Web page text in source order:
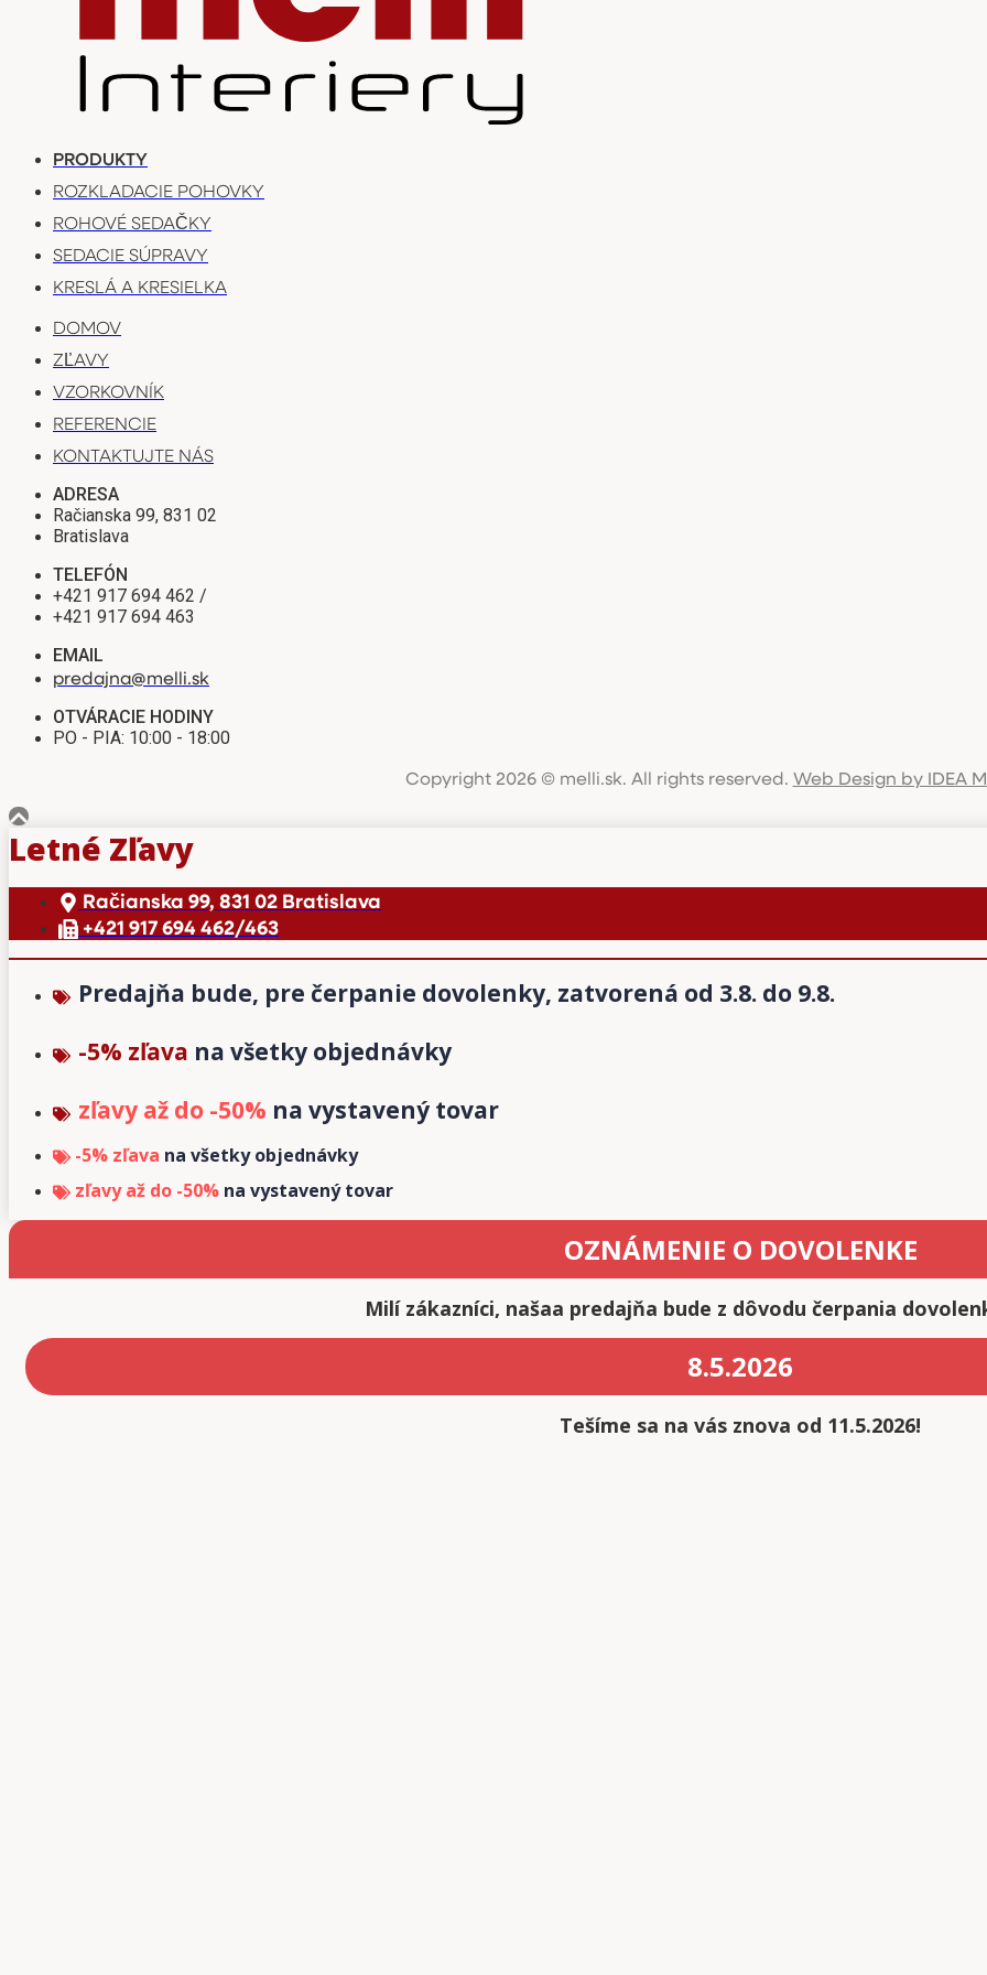
PRODUKTY
ROZKLADACIE POHOVKY
ROHOVÉ SEDAČKY
SEDACIE SÚPRAVY
KRESLÁ A KRESIELKA
DOMOV
ZĽAVY
VZORKOVNÍK
REFERENCIE
KONTAKTUJTE NÁS
ADRESA
Račianska 99, 831 02
Bratislava
TELEFÓN
+421 917 694 462 /
+421 917 694 463
EMAIL
predajna@melli.sk
OTVÁRACIE HODINY
PO - PIA: 10:00 - 18:00
Copyright 2026 © melli.sk. All rights reserved. Web Design by IDEA
Letné Zľavy
Račianska 99, 831 02 Bratislava
+421 917 694 462/463
Predajňa bude, pre čerpanie dovolenky, zatvorená od 3.8. do 9.8.
-5% zľava na všetky objednávky
zľavy až do -50% na vystavený tovar
-5% zľava na všetky objednávky
zľavy až do -50% na vystavený tovar
OZNÁMENIE O DOVOLENKE
Milí zákazníci, našaa predajňa bude z dôvodu čerpania
8.5.2026
Tešíme sa na vás znova od 11.5.2026!